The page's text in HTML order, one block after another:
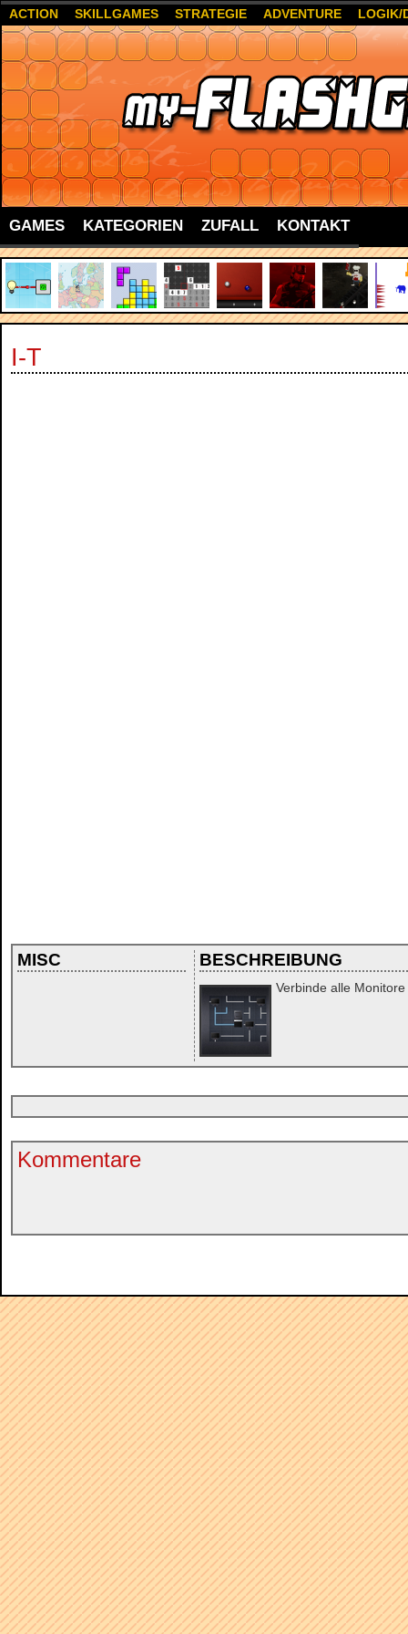
ACTION SKILLGAMES STRATEGIE ADVENTURE LOGIK/
GAMES KATEGORIEN ZUFALL KONTAKT
I-T
MISC BESCHREIBUNG
Verbinde alle
Kommentare